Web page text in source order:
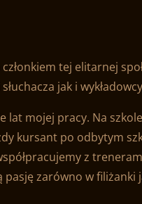
tej elitarnej
jak i
lat mojej pracy. Na
kursant po odbytym
z
zarówno w filiżanki